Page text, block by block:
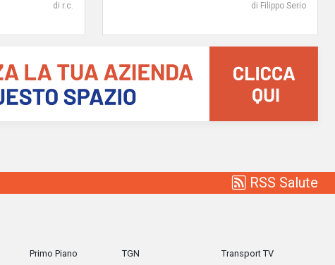
di r.c.
di Filippo Serio
RSS Salute
Primo Piano
TGN
Transport TV